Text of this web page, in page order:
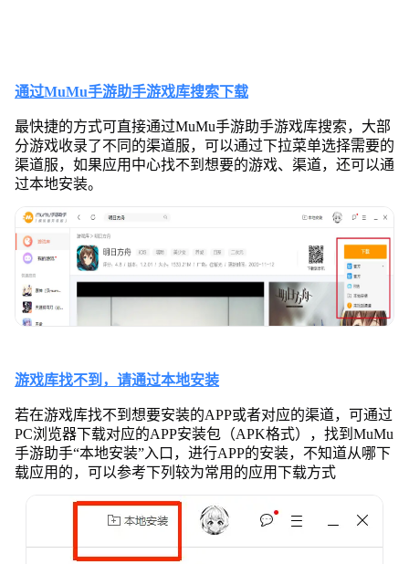
通过MuMu手游助手游戏库搜索下载
最快捷的方式可直接通过MuMu手游助手游戏库搜索，大部
分游戏收录了不同的渠道服，可以通过下拉菜单选择需要的
渠道服，如果应用中心找不到想要的游戏、渠道，还可以通
过本地安装。
游戏库找不到，请通过本地安装
若在游戏库找不到想要安装的APP或者对应的渠道，可通过
PC浏览器下载对应的APP安装包（APK格式），找到MuMu
手游助手“本地安装”入口，进行APP的安装，不知道从哪下
载应用的，可以参考下列较为常用的应用下载方式